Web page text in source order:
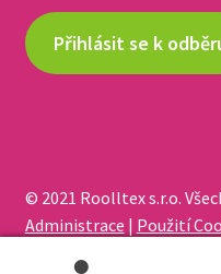
Přihlásit se k
© 2021 Roolltex s.r.o.
Administrace | Použití